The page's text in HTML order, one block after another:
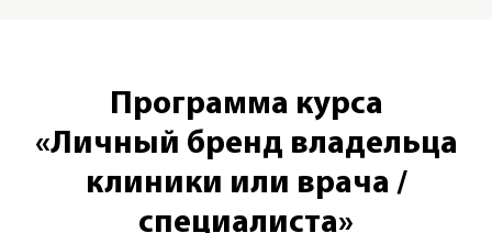
Программа курса
«Личный бренд владельца
клиники или врача /
специалиста»